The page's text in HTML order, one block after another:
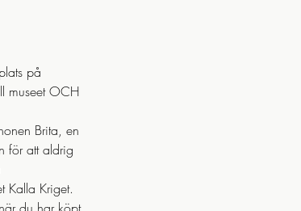
på
museet OCH
Brita, en
för att aldrig
Kalla Kriget.